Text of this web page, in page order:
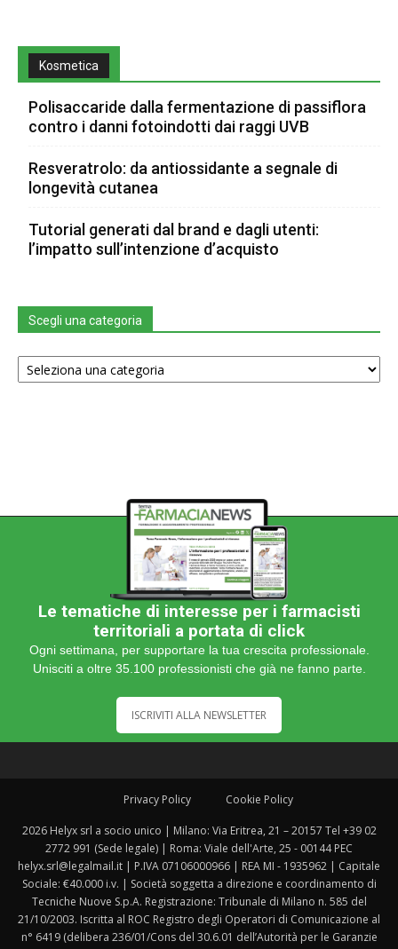
Kosmetica
Polisaccaride dalla fermentazione di passiflora
contro i danni fotoindotti dai raggi UVB
Resveratrolo: da antiossidante a segnale di
longevità cutanea
Tutorial generati dal brand e dagli utenti:
l’impatto sull’intenzione d’acquisto
Scegli una categoria
Scegli
una
Le tematiche di interesse per i farmacisti
territoriali a portata di click
Ogni settimana, per supportare la tua crescita professionale.
Unisciti a oltre 35.100 professionisti che già ne fanno parte.
ISCRIVITI ALLA NEWSLETTER
Privacy Policy Cookie Policy
2026 Helyx srl a socio unico | Milano: Via Eritrea, 21 – 20157 Tel +39 02
2772 991 (Sede legale) | Roma: Viale dell'Arte, 25 - 00144 PEC
helyx.srl@legalmail.it | P.IVA 07106000966 | REA MI - 1935962 | Capitale
Sociale: €40.000 i.v. | Società soggetta a direzione e coordinamento di
Tecniche Nuove S.p.A. Registrazione: Tribunale di Milano n. 585 del
21/10/2003. Iscritta al ROC Registro degli Operatori di Comunicazione al
n° 6419 (delibera 236/01/Cons del 30.6.01 dell’Autorità per le Garanzie